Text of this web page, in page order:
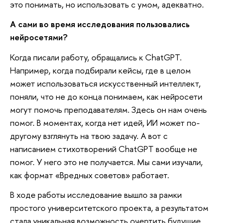
это понимать, но использовать с умом, адекватно.
А сами во время исследования пользовались
нейросетями?
Когда писали работу, обращались к ChatGPT.
Например, когда подбирали кейсы, где в целом
может использоваться искусственный интеллект,
поняли, что не до конца понимаем, как нейросети
могут помочь преподавателям. Здесь он нам очень
помог. В моментах, когда нет идей, ИИ может по-
другому взглянуть на твою задачу. А вот с
написанием стихотворений ChatGPT вообще не
помог. У него это не получается. Мы сами изучали,
как формат «Вредных советов» работает.
В ходе работы исследование вышло за рамки
простого университетского проекта, а результатом